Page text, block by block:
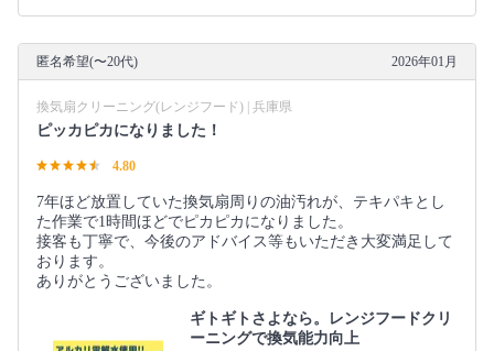
匿名希望(〜20代) 2026年01月
換気扇クリーニング(レンジフード) | 兵庫県
ピッカピカになりました！
4.80
7年ほど放置していた換気扇周りの油汚れが、テキパキとし
た作業で1時間ほどでピカピカになりました。
接客も丁寧で、今後のアドバイス等もいただき大変満足して
おります。
ありがとうございました。
ギトギトさよなら。レンジフードクリ
ーニングで換気能力向上